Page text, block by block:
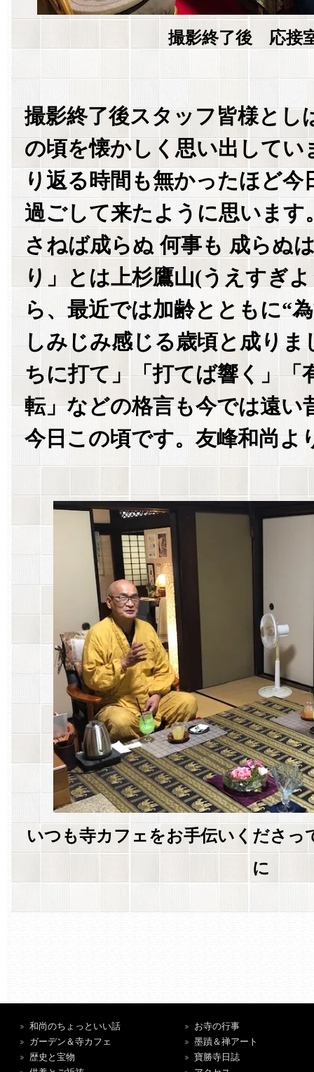
撮影終了後 応接
撮影終了後スタッフ皆様とし
の頃を懐かしく思い出してい
り返る時間も無かったほど今
過ごして来たように思います
さねば成らぬ 何事も 成らぬ
り」とは上杉鷹山(うえすぎ
ら、最近では加齢とともに“
しみじみ感じる歳頃と成り
ちに打て」「打てば響く」「
転」などの格言も今では遠い
今日この頃です。友峰和尚よ
いつも寺カフェをお手伝いくださ
に
和尚のちょっといい話
ガーデン＆寺カフェ
歴史と宝物
お寺の行事
墨蹟＆禅アート
寶勝寺日誌